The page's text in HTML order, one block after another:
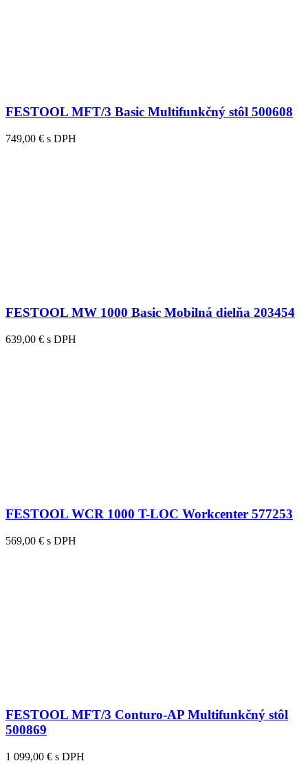
FESTOOL MFT/3 Basic Multifunkčný stôl 500608
749,00 € s DPH
FESTOOL MW 1000 Basic Mobilná dielňa 203454
639,00 € s DPH
FESTOOL WCR 1000 T-LOC Workcenter 577253
569,00 € s DPH
FESTOOL MFT/3 Conturo-AP Multifunkčný stôl
500869
1 099,00 € s DPH